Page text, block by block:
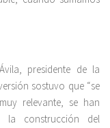
presidente de la
sostuvo que “se
relevante, se han
la construcción del